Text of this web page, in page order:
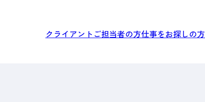
クライアントご担当者の方仕事をお探しの方